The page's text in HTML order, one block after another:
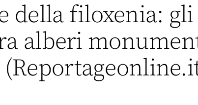
della filoxenia:
alberi